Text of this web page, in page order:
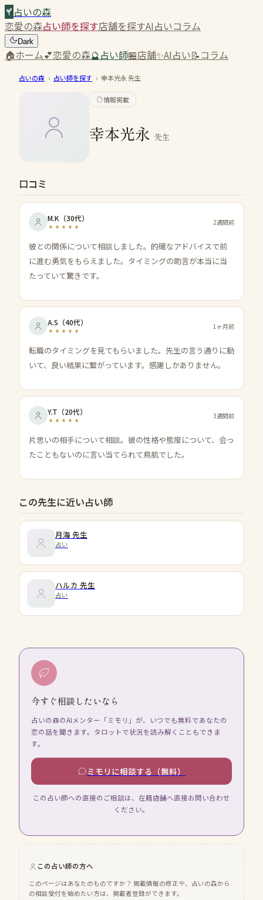
占いの森
恋愛の森占い師を探す店舗を探すAI占いコラム
Dark
🏠ホーム💕恋愛の森🔮占い師🏪店舗✨AI占い📝コラム
占いの森 › 占い師を探す › 幸本光永先生
情報掲載
幸本光永 先生
口コミ
M.K （30代） 2週間前
彼との関係について相談しました。的確なアドバイスで前
に進む勇気をもらえました。タイミングの助言が本当に当
たっていて驚きです。
A.S （40代） 1ヶ月前
転職のタイミングを見てもらいました。先生の言う通りに動
いて、良い結果に繋がっています。感謝しかありません。
Y.T （20代） 3週間前
片思いの相手について相談。彼の性格や態度について、会っ
たこともないのに言い当てられて鳥肌でした。
この先生に近い占い師
月海 先生
占い
ハルカ 先生
占い
今すぐ相談したいなら
占いの森のAIメンター「ミモリ」が、いつでも無料であなたの
恋の話を聞きます。タロットで状況を読み解くこともできま
す。
ミモリに相談する（無料）
この占い師への直接のご相談は、在籍店舗へ直接お問い合わせ
ください。
この占い師の方へ
このページはあなたのものですか？ 掲載情報の修正や、占いの森から
の相談受付を始めたい方は、掲載者登録ができます。